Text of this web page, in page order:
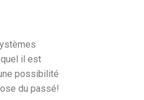
il est
possibilité
du passé!